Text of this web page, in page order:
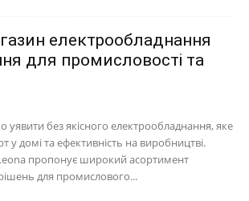
електрообладнання
для промисловості та
уявити без якісного електрообладнання, яке
у домі та ефективність на виробництві.
пропонує широкий асортимент
для промислового...